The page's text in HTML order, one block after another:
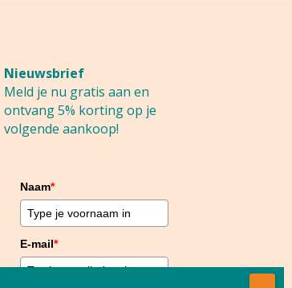
Nieuwsbrief
Meld je nu gratis aan en
ontvang 5% korting op je
volgende aankoop!
Naam*
E-mail*